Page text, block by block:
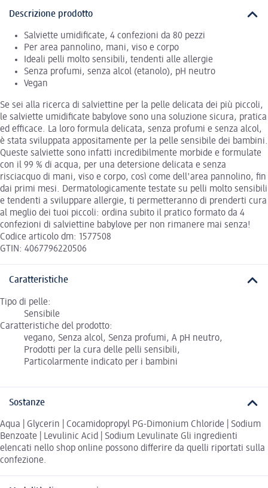
Descrizione prodotto
Salviette umidificate, 4 confezioni da 80 pezzi
Per area pannolino, mani, viso e corpo
Ideali pelli molto sensibili, tendenti alle allergie
Senza profumi, senza alcol (etanolo), pH neutro
Vegan
Se sei alla ricerca di salviettine per la pelle delicata dei più piccoli,
le salviette umidificate babylove sono una soluzione sicura, pratica
ed efficace. La loro formula delicata, senza profumi e senza alcol,
è stata sviluppata appositamente per la pelle sensibile dei bambini.
Queste salviette sono infatti incredibilmente morbide e formulate
con il 99 % di acqua, per una detersione delicata e senza
risciacquo di mani, viso e corpo, così come dell'area pannolino, fin
dai primi mesi. Dermatologicamente testate su pelli molto sensibili
e tendenti a sviluppare allergie, ti permetteranno di prenderti cura
al meglio dei tuoi piccoli: ordina subito il pratico formato da 4
confezioni di salviettine babylove per non rimanere mai senza!
Codice articolo dm: 1577508
GTIN: 4067796220506
Caratteristiche
Tipo di pelle:
Sensibile
Caratteristiche del prodotto:
vegano, Senza alcol, Senza profumi, A pH neutro,
Prodotti per la cura delle pelli sensibili,
Particolarmente indicato per i bambini
Sostanze
Aqua | Glycerin | Cocamidopropyl PG-Dimonium Chloride | Sodium
Benzoate | Levulinic Acid | Sodium Levulinate Gli ingredienti
elencati nello shop online possono differire da quelli riportati sulla
confezione.